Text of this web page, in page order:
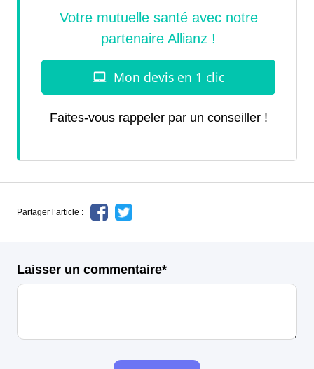
Faites-vous rappeler par un conseiller !
Partager l’article :
Laisser un commentaire*